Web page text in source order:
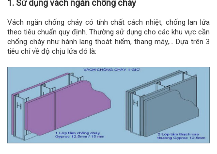
1. Sử dụng vách ngăn chống cháy
Vách ngăn chống cháy có tính chất cách nhiệt, chống lan lửa
theo tiêu chuẩn quy định. Thường sử dụng cho các khu vực cần
chống cháy như hành lang thoát hiểm, thang máy,… Dựa trên 3
tiêu chí về độ chịu lửa đó là: